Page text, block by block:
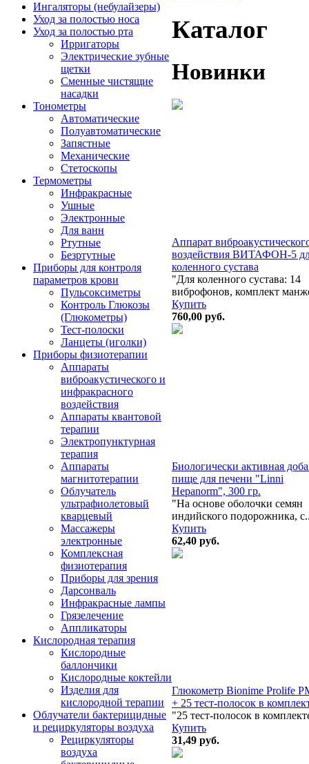
Ингаляторы (небулайзеры)
Уход за полостью носа
Уход за полостью рта
Ирригаторы
Электрические зубные
щетки
Сменные чистящие
насадки
Тонометры
Автоматические
Полуавтоматические
Запястные
Механические
Стетоскопы
Термометры
Инфракрасные
Ушные
Электронные
Для ванн
Ртутные
Безртутные
Приборы для контроля
параметров крови
Пульсоксиметры
Контроль Глюкозы
(Глюкометры)
Тест-полоски
Ланцеты (иголки)
Приборы физиотерапии
Аппараты
виброакустического и
инфракрасного
воздействия
Аппараты квантовой
терапии
Электропунктурная
терапия
Аппараты
магнитотерапии
Облучатель
ультрафиолетовый
кварцевый
Массажеры
электронные
Комплексная
физиотерапия
Приборы для зрения
Дарсонваль
Инфракрасные лампы
Грязелечение
Аппликаторы
Кислородная терапия
Кислородные
баллончики
Кислородные коктейли
Изделия для
кислородной терапии
Облучатели бактерицидные
и рециркуляторы воздуха
Рециркуляторы
воздуха
Каталог
Новинки
Аппарат
воздействия ВИТАФОН-5
коленного сустава
"Для коленного сустава: 14
виброфонов, комплект
Купить
760,00 руб.
Биологически активная
пище для печени "Linni
Hepanorm", 300 гр.
"На основе оболочки семян
индийского подорожника,
Купить
62,40 руб.
Глюкометр Bionime Prolife
+ 25 тест-полосок в
"25 тест-полосок в
Купить
31,49 руб.